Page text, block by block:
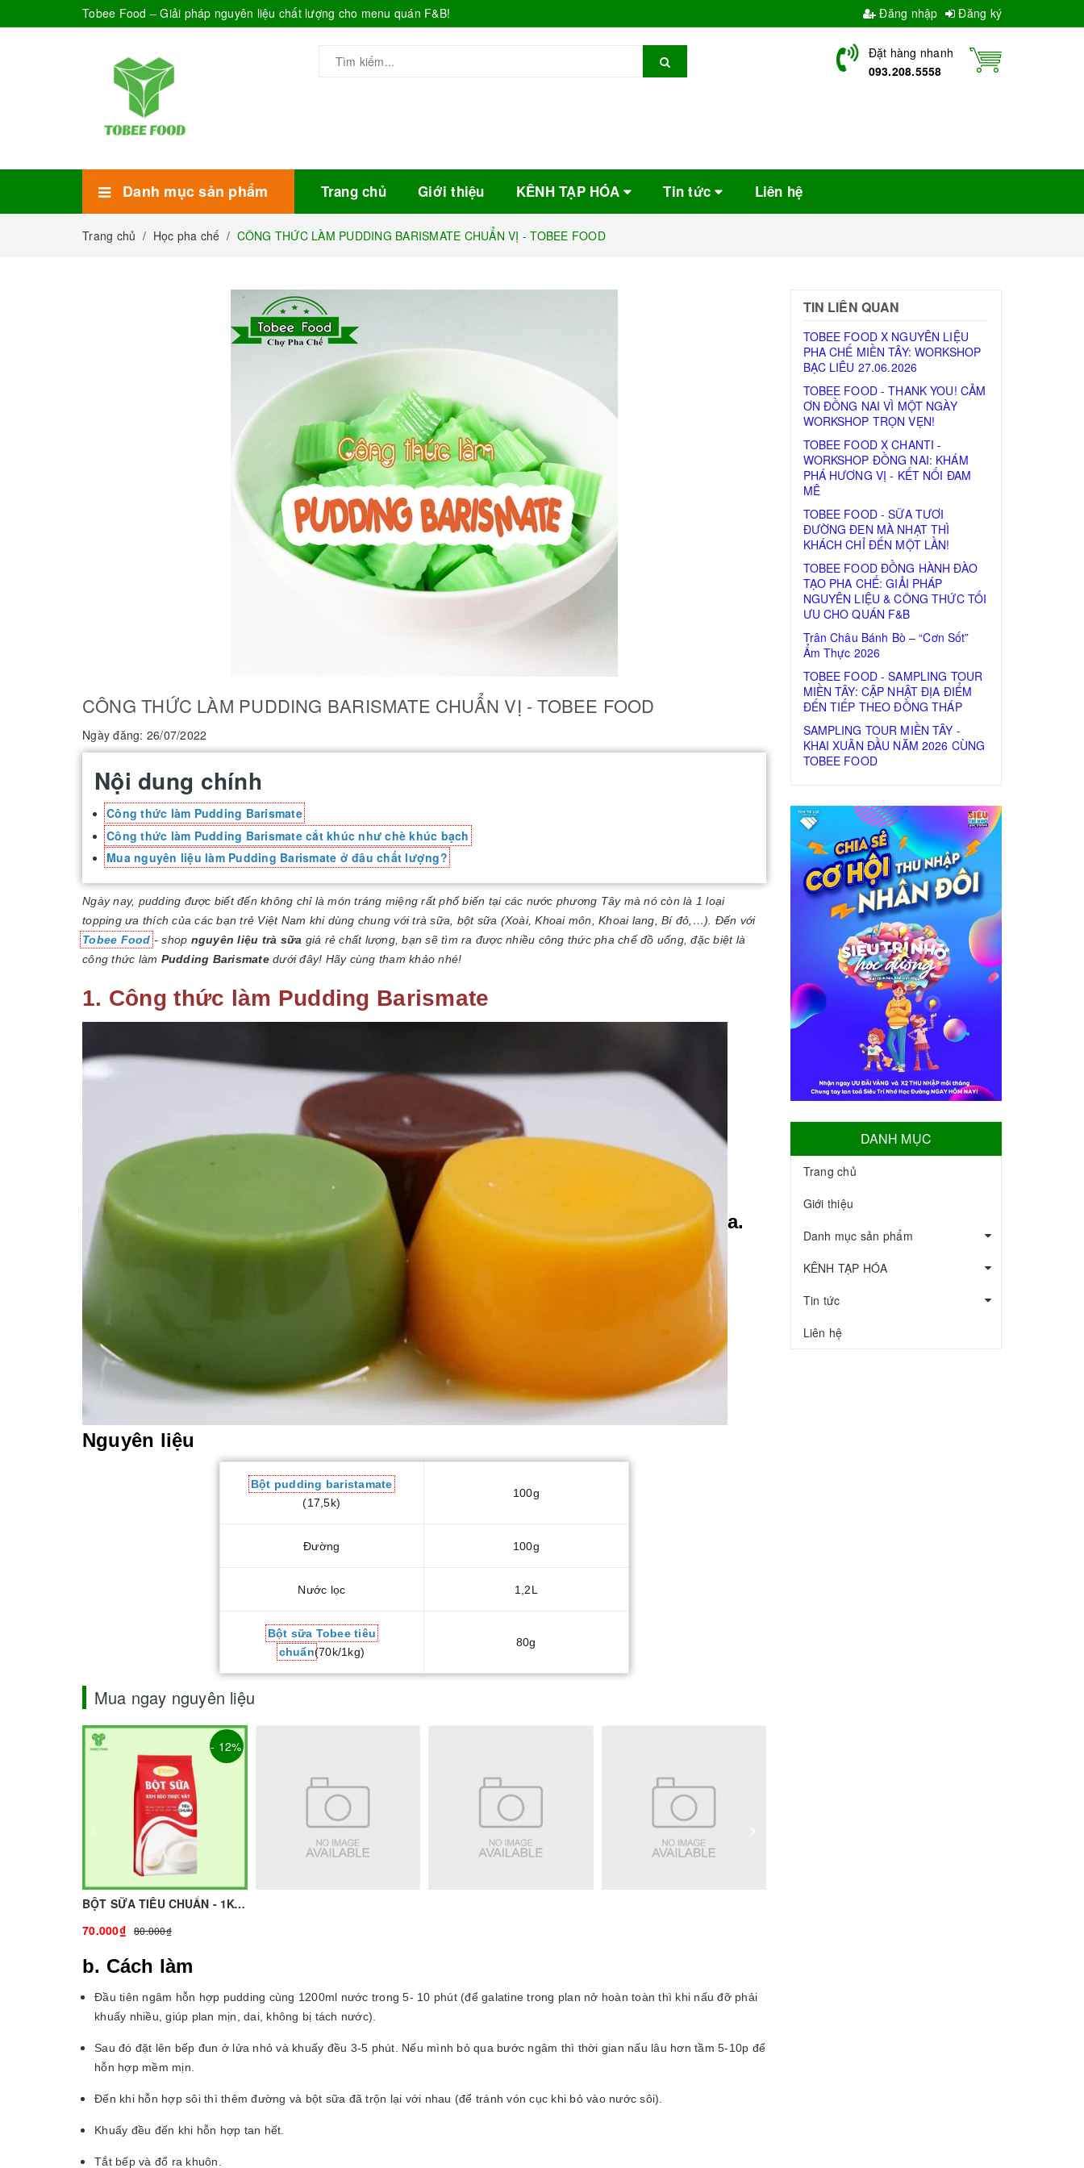
Tobee Food – Giải pháp nguyên liệu chất lượng cho menu quán F&B! Đăng nhập Đăng ký
Đặt hàng nhanh
093.208.5558
Danh mục sản phẩm Trang chủ Giới thiệu KÊNH TẠP HÓA Tin tức Liên hệ
Trang chủ / Học pha chế / CÔNG THỨC LÀM PUDDING BARISMATE CHUẨN VỊ - TOBEE FOOD
CÔNG THỨC LÀM PUDDING BARISMATE CHUẨN VỊ - TOBEE FOOD
Ngày đăng: 26/07/2022
Nội dung chính
Công thức làm Pudding Barismate
Công thức làm Pudding Barismate cắt khúc như chè khúc bạch
Mua nguyên liệu làm Pudding Barismate ở đâu chất lượng?
Ngày nay, pudding được biết đến không chỉ là món tráng miệng rất phổ biến tại các nước phương Tây mà nó còn là 1 loại
topping ưa thích của các bạn trẻ Việt Nam khi dùng chung với trà sữa, bột sữa (Xoài, Khoai môn, Khoai lang, Bí đỏ,…). Đến với
Tobee Food - shop nguyên liệu trà sữa giá rẻ chất lượng, bạn sẽ tìm ra được nhiều công thức pha chế đồ uống, đặc biệt là
công thức làm Pudding Barismatedưới đây! Hãy cùng tham khảo nhé!
1. Công thức làm Pudding Barismate
a.
Nguyên liệu
Bột pudding baristamate
(17,5k)
100g
Đường 100g
Nước lọc 1,2L
Bột sữa Tobee tiêu
chuẩn(70k/1kg)
80g
Mua ngay nguyên liệu
- 12%
BỘT SỮA TIÊU CHUẨN - 1KG I NGUYÊN LIỆU PHA CHẾ - TOBEE FOOD
70.000₫ 80.000₫
b. Cách làm
Đầu tiên ngâm hỗn hợp pudding cùng 1200ml nước trong 5- 10 phút (để galatine trong plan nở hoàn toàn thì khi nấu đỡ phải
khuấy nhiều, giúp plan mịn, dai, không bị tách nước).
Sau đó đặt lên bếp đun ở lửa nhỏ và khuấy đều 3-5 phút. Nếu mình bỏ qua bước ngâm thì thời gian nấu lâu hơn tầm 5-10p để
hỗn hợp mềm mịn.
Đến khi hỗn hợp sôi thì thêm đường và bột sữa đã trộn lại với nhau (để tránh vón cục khi bỏ vào nước sôi).
Khuấy đều đến khi hỗn hợp tan hết.
Tắt bếp và đổ ra khuôn.
TIN LIÊN QUAN
TOBEE FOOD X NGUYÊN LIỆU
PHA CHẾ MIỀN TÂY: WORKSHOP
BẠC LIÊU 27.06.2026
TOBEE FOOD - THANK YOU! CẢM
ƠN ĐỒNG NAI VÌ MỘT NGÀY
WORKSHOP TRỌN VẸN!
TOBEE FOOD X CHANTI -
WORKSHOP ĐỒNG NAI: KHÁM
PHÁ HƯƠNG VỊ - KẾT NỐI ĐAM
MÊ
TOBEE FOOD - SỮA TƯƠI
ĐƯỜNG ĐEN MÀ NHẠT THÌ
KHÁCH CHỈ ĐẾN MỘT LẦN!
TOBEE FOOD ĐỒNG HÀNH ĐÀO
TẠO PHA CHẾ: GIẢI PHÁP
NGUYÊN LIỆU & CÔNG THỨC TỐI
ƯU CHO QUÁN F&B
Trân Châu Bánh Bò – “Cơn Sốt”
Ẩm Thực 2026
TOBEE FOOD - SAMPLING TOUR
MIỀN TÂY: CẬP NHẬT ĐỊA ĐIỂM
ĐẾN TIẾP THEO ĐỒNG THÁP
SAMPLING TOUR MIỀN TÂY -
KHAI XUÂN ĐẦU NĂM 2026 CÙNG
TOBEE FOOD
DANH MỤC
Trang chủ
Giới thiệu
Danh mục sản phẩm
KÊNH TẠP HÓA
Tin tức
Liên hệ